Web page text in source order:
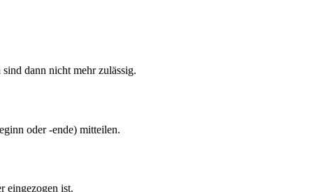
dann nicht mehr zulässig.
oder -ende) mitteilen.
eingezogen ist.